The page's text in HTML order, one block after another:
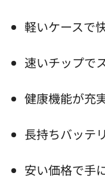
軽いケースで
速いチップで
健康機能が充実
長持ちバッテ
安い価格で手